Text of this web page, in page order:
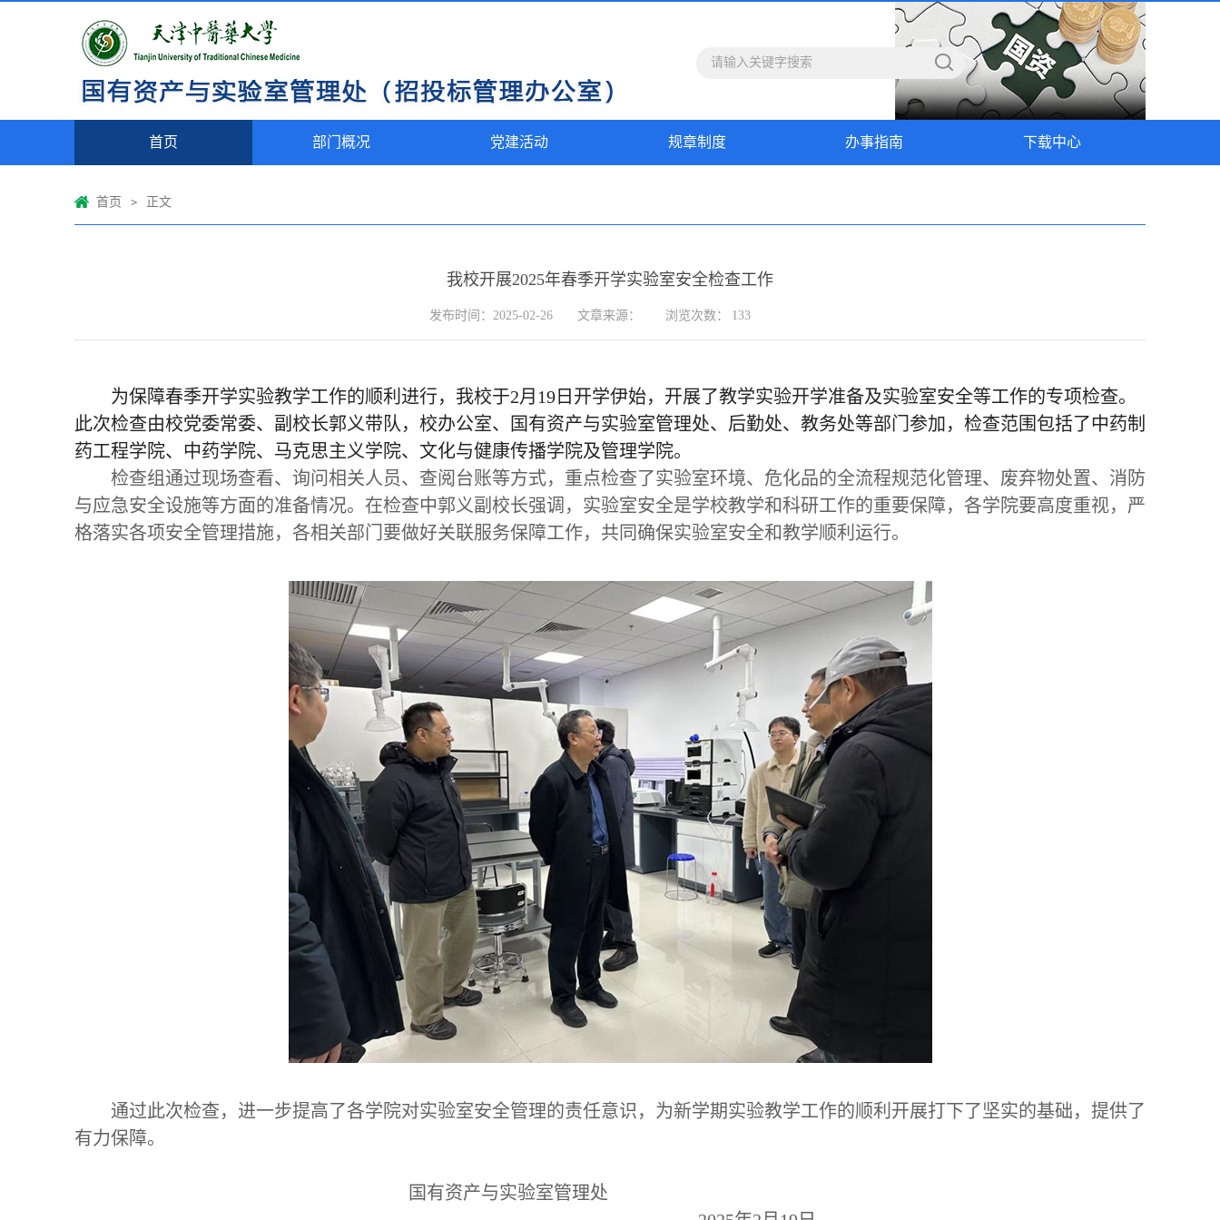
首页 部门概况 党建活动 规章制度 办事指南 下载中心
首页 > 正文
我校开展2025年春季开学实验室安全检查工作
发布时间：2025-02-26 文章来源： 浏览次数： 133
为保障春季开学实验教学工作的顺利进行，我校于2月 19 日开学伊始，开展了教学实验开学准备及实验室安全等工作的专项检查。
此次检查由校党委常委、副校长郭义带队，校办公室、国有资产与实验室管理处、后勤处、教务处等部门参加，检查范围包括了中药制
药工程学院、中药学院、马克思主义学院、文化与健康传播学院及管理学院。
检查组通过现场查看、询问相关人员、查阅台账等方式，重点检查了实验室环境、 危化品的全流程规范化管理、 废弃物处置、消防
与应急安全设施等方面的准备情况。 在检查中郭义副校长强调，实验室安全是学校教学和科研工作的重要保障，各学院要高度重视，严
格落实各项安全管理措施，各相关部门要做好关联服务保障工作，共同确保实验室安全和教学顺利运行。
通过此次检查，进一步提高了各学院对实验室安全管理的责任意识，为新学期实验教学工作的顺利开展打下了坚实的基础，提供了
有力保障。
国有资产与实验室管理处